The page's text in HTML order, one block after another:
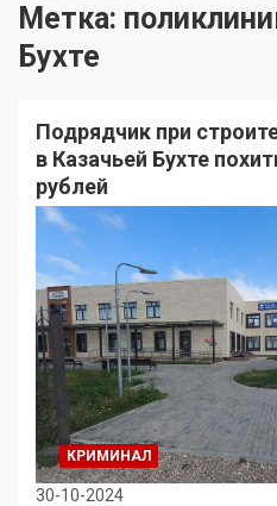
Метка:
Бухте
Подрядчик при
в Казачьей Бухте
рублей
КРИМИНАЛ
30-10-2024